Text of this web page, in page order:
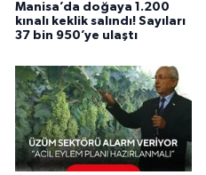
Manisa’da doğaya 1.200
kınalı keklik salındı! Sayıları
37 bin 950’ye ulaştı